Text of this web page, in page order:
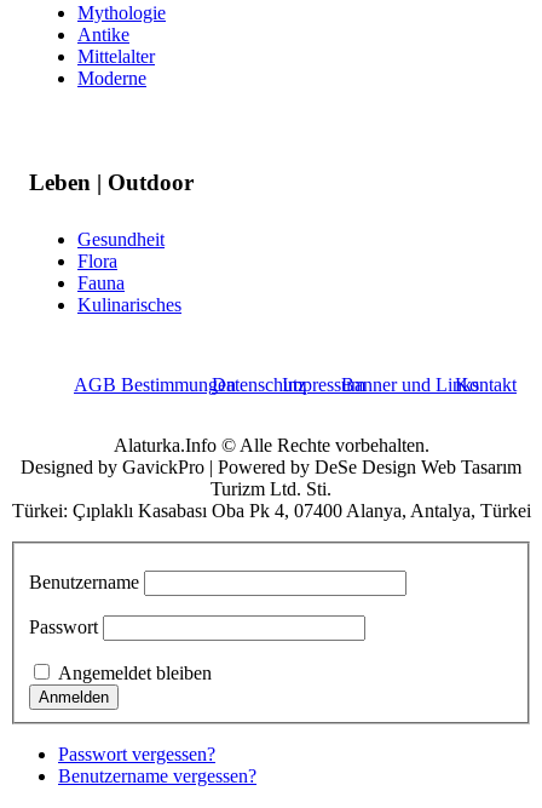
Mythologie
Antike
Mittelalter
Moderne
Leben | Outdoor
Gesundheit
Flora
Fauna
Kulinarisches
AGB BestimmungenDatenschutzImpressumBanner und LinksKontakt
Alaturka.Info © Alle Rechte vorbehalten.
Designed by GavickPro | Powered by DeSe Design Web Tasarım
Turizm Ltd. Sti.
Türkei: Çıplaklı Kasabası Oba Pk 4, 07400 Alanya, Antalya, Türkei
Benutzername
Passwort
Angemeldet bleiben
Passwort vergessen?
Benutzername vergessen?